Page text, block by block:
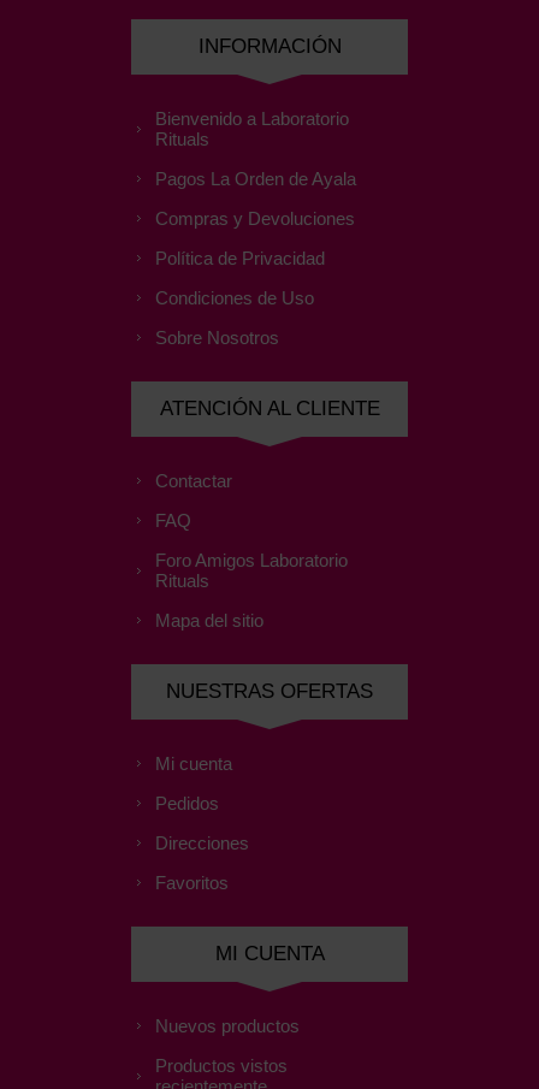
INFORMACIÓN
Bienvenido a Laboratorio
Rituals
Pagos La Orden de Ayala
Compras y Devoluciones
Política de Privacidad
Condiciones de Uso
Sobre Nosotros
ATENCIÓN AL CLIENTE
Contactar
FAQ
Foro Amigos Laboratorio
Rituals
Mapa del sitio
NUESTRAS OFERTAS
Mi cuenta
Pedidos
Direcciones
Favoritos
MI CUENTA
Nuevos productos
Productos vistos